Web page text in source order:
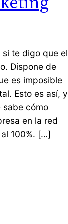
te digo que el
Dispone de
es imposible
Esto es así, y
sabe cómo
en la red
100%. […]